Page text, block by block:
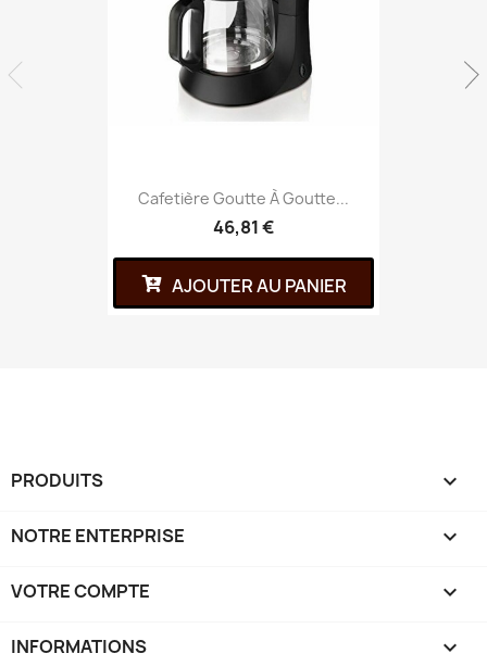
Cafetière Goutte À Goutte...
46,81 €
AJOUTER AU PANIER
PRODUITS 
NOTRE ENTERPRISE 
VOTRE COMPTE 
INFORMATIONS keyboard_arrow_down